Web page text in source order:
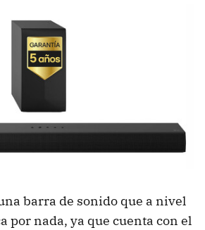
barra de sonido que a nivel
por nada, ya que cuenta con el